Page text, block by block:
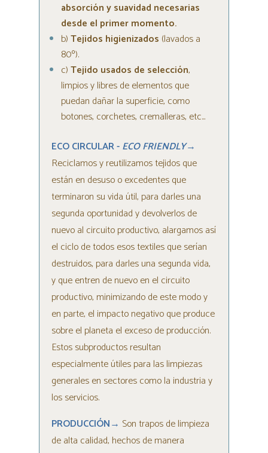
absorción y suavidad necesarias
desde el primer momento.
b)Tejidos higienizados (lavados a
80º).
c)Tejido usados de selección,
limpios y libres de elementos que
puedan dañar la superficie, como
botones, corchetes, cremalleras, etc...
ECO CIRCULAR -ECO FRIENDLY→
Reciclamos y reutilizamos tejidos que
están en desuso o excedentes que
terminaron su vida útil, para darles una
segunda oportunidad y devolverlos de
nuevo al circuito productivo, alargamos así
el ciclo de todos esos textiles que serían
destruidos, para darles una segunda vida,
y que entren de nuevo en el circuito
productivo, minimizando de este modo y
en parte, el impacto negativo que produce
sobre el planeta el exceso de producción.
Estos subproductos resultan
especialmente útiles para las limpiezas
generales en sectores como la industria y
los servicios.
PRODUCCIÓN→ Son trapos de limpieza
de alta calidad, hechos de manera